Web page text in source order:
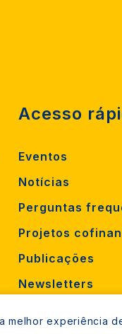
Acesso
Eventos
Notícias
Perguntas
Projetos
Publicações
Newsletters
melhor experiência